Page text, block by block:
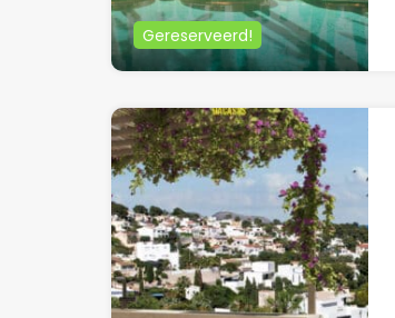
Gereserveerd!